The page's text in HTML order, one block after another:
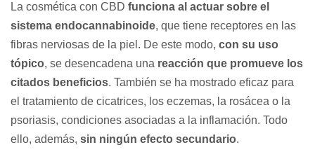
La cosmética con CBD funciona al actuar sobre el
sistema endocannabinoide, que tiene receptores en las
fibras nerviosas de la piel. De este modo, con su uso
tópico, se desencadena una reacción que promueve los
citados beneficios. También se ha mostrado eficaz para
el tratamiento de cicatrices, los eczemas, la rosácea o la
psoriasis, condiciones asociadas a la inflamación. Todo
ello, además, sin ningún efecto secundario.